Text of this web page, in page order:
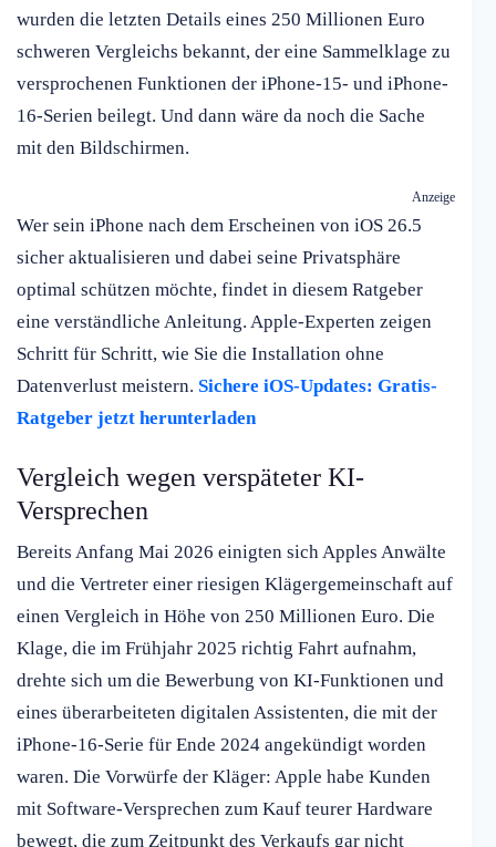
wurden die letzten Details eines 250 Millionen Euro
schweren Vergleichs bekannt, der eine Sammelklage zu
versprochenen Funktionen der iPhone-15- und iPhone-
16-Serien beilegt. Und dann wäre da noch die Sache
mit den Bildschirmen.
Anzeige
Wer sein iPhone nach dem Erscheinen von iOS 26.5
sicher aktualisieren und dabei seine Privatsphäre
optimal schützen möchte, findet in diesem Ratgeber
eine verständliche Anleitung. Apple-Experten zeigen
Schritt für Schritt, wie Sie die Installation ohne
Datenverlust meistern. Sichere iOS-Updates: Gratis-
Ratgeber jetzt herunterladen
Vergleich wegen verspäteter KI-
Versprechen
Bereits Anfang Mai 2026 einigten sich Apples Anwälte
und die Vertreter einer riesigen Klägergemeinschaft auf
einen Vergleich in Höhe von 250 Millionen Euro. Die
Klage, die im Frühjahr 2025 richtig Fahrt aufnahm,
drehte sich um die Bewerbung von KI-Funktionen und
eines überarbeiteten digitalen Assistenten, die mit der
iPhone-16-Serie für Ende 2024 angekündigt worden
waren. Die Vorwürfe der Kläger: Apple habe Kunden
mit Software-Versprechen zum Kauf teurer Hardware
bewegt, die zum Zeitpunkt des Verkaufs gar nicht